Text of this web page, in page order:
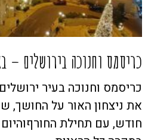
כריסמס וחנוכה בירושלים –
כריסמס וחנוכה בעיר
את ניצחון האור על החושך,
חודש, עם תחילת